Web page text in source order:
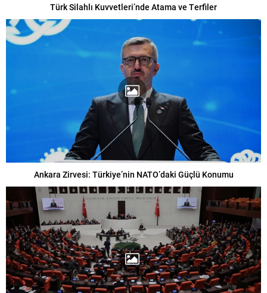
Türk Silahlı Kuvvetleri’nde Atama ve Terfiler
Ankara Zirvesi: Türkiye’nin NATO’daki Güçlü Konumu